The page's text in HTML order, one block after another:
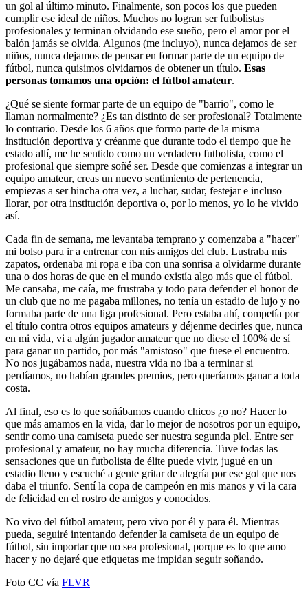
un gol al último minuto. Finalmente, son pocos los que pueden
cumplir ese ideal de niños. Muchos no logran ser futbolistas
profesionales y terminan olvidando ese sueño, pero el amor por el
balón jamás se olvida. Algunos (me incluyo), nunca dejamos de ser
niños, nunca dejamos de pensar en formar parte de un equipo de
fútbol, nunca quisimos olvidarnos de obtener un título. Esas
personas tomamos una opción: el fútbol amateur.
¿Qué se siente formar parte de un equipo de "barrio", como le
llaman normalmente? ¿Es tan distinto de ser profesional? Totalmente
lo contrario. Desde los 6 años que formo parte de la misma
institución deportiva y créanme que durante todo el tiempo que he
estado allí, me he sentido como un verdadero futbolista, como el
profesional que siempre soñé ser. Desde que comienzas a integrar un
equipo amateur, creas un nuevo sentimiento de pertenencia,
empiezas a ser hincha otra vez, a luchar, sudar, festejar e incluso
llorar, por otra institución deportiva o, por lo menos, yo lo he vivido
así.
Cada fin de semana, me levantaba temprano y comenzaba a "hacer"
mi bolso para ir a entrenar con mis amigos del club. Lustraba mis
zapatos, ordenaba mi ropa e iba con una sonrisa a olvidarme durante
una o dos horas de que en el mundo existía algo más que el fútbol.
Me cansaba, me caía, me frustraba y todo para defender el honor de
un club que no me pagaba millones, no tenía un estadio de lujo y no
formaba parte de una liga profesional. Pero estaba ahí, competía por
el título contra otros equipos amateurs y déjenme decirles que, nunca
en mi vida, vi a algún jugador amateur que no diese el 100% de sí
para ganar un partido, por más "amistoso" que fuese el encuentro.
No nos jugábamos nada, nuestra vida no iba a terminar si
perdíamos, no habían grandes premios, pero queríamos ganar a toda
costa.
Al final, eso es lo que soñábamos cuando chicos ¿o no? Hacer lo
que más amamos en la vida, dar lo mejor de nosotros por un equipo,
sentir como una camiseta puede ser nuestra segunda piel. Entre ser
profesional y amateur, no hay mucha diferencia. Tuve todas las
sensaciones que un futbolista de élite puede vivir, jugué en un
estadio lleno y escuché a gente gritar de alegría por ese gol que nos
daba el triunfo. Sentí la copa de campeón en mis manos y vi la cara
de felicidad en el rostro de amigos y conocidos.
No vivo del fútbol amateur, pero vivo por él y para él. Mientras
pueda, seguiré intentando defender la camiseta de un equipo de
fútbol, sin importar que no sea profesional, porque es lo que amo
hacer y no dejaré que etiquetas me impidan seguir soñando.
Foto CC vía FLVR